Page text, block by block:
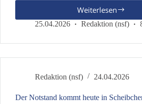
Weiterlesen
BGH-
Urteil
Corona-
für
Betroffene
und
25.04.2026 Redaktion (nsf)
Redaktion (nsf) 24.04.2026
Der Notstand kommt heute in